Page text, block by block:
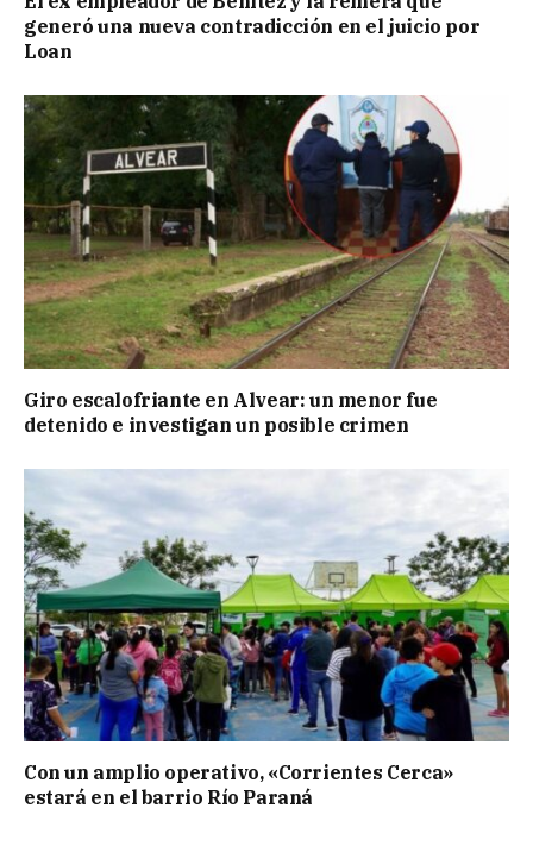
generó una nueva contradicción en el juicio por
Loan
Giro escalofriante en Alvear: un menor fue
detenido e investigan un posible crimen
Con un amplio operativo, «Corrientes Cerca»
estará en el barrio Río Paraná